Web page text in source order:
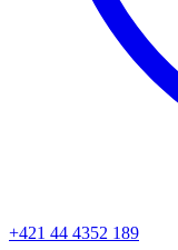
+421 44 4352 189